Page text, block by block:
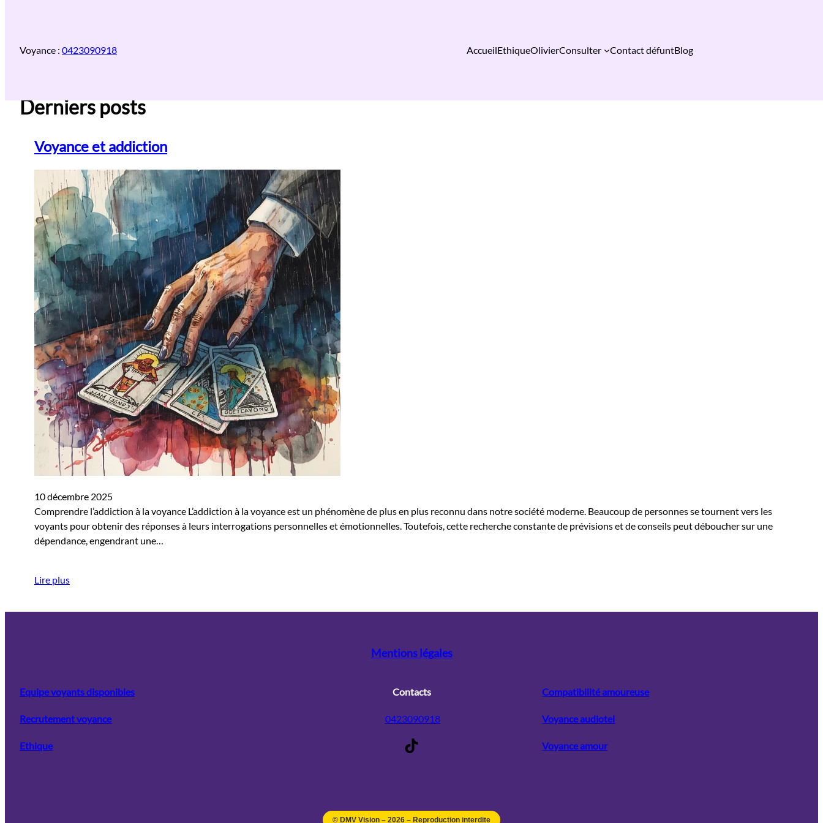
Voyance : 0423090918 AccueilEthiqueOlivierConsulter Contact défuntBlog
Derniers posts
Voyance et addiction
10 décembre 2025
Comprendre l’addiction à la voyance L’addiction à la voyance est un phénomène de plus en plus reconnu dans notre société moderne. Beaucoup de personnes se tournent vers les
voyants pour obtenir des réponses à leurs interrogations personnelles et émotionnelles. Toutefois, cette recherche constante de prévisions et de conseils peut déboucher sur une
dépendance, engendrant une…
Lire plus
Mentions légales
Equipe voyants disponibles
Recrutement voyance
Ethique
Contacts
0423090918
TikTok
Compatibilité amoureuse
Voyance audiotel
Voyance amour
© DMV Vision – 2026 – Reproduction interdite